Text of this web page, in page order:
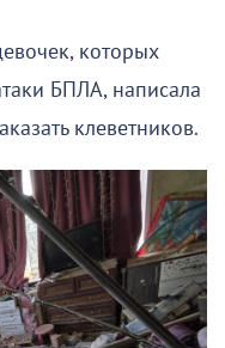
которых
БПЛА, написала
клеветников.